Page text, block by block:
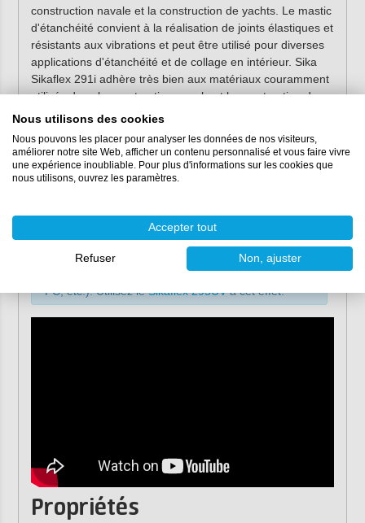
construction navale et la construction de yachts. Le mastic
d'étanchéité convient à la réalisation de joints élastiques et
résistants aux vibrations et peut être utilisé pour diverses
applications d'étanchéité et de collage en intérieur. Sika
Sikaflex 291i adhère très bien aux matériaux couramment
utilisés dans la construction navale et la construction de
yachts. Ce produit adhère par exemple très bien au bois,
deux composants, aux matériaux céramiques et aux
plastiques (par exemple le polyester). Effectuez toujours
des tests préalables sur les supports courants et dans les
compatibilité des matériaux.
Remarque :
Sikaflex 291i ne doit pas être utilisé
pour sceller des plastiques sensibles à la
PC, etc.). Utilisez leSikaflex 295UVà cet effet.
Propriétés
Nous utilisons des cookies
Nous pouvons les placer pour analyser les données de nos visiteurs,
améliorer notre site Web, afficher un contenu personnalisé et vous faire vivre
une expérience inoubliable. Pour plus d'informations sur les cookies que
nous utilisons, ouvrez les paramètres.
Accepter tout
Refuser Non, ajuster